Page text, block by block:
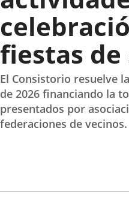
fiestas
El Consistorio resuelve
de 2026 financiando la
presentados por
federaciones de vecinos.